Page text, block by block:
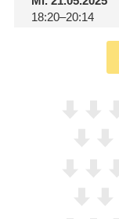
18:20–20:14